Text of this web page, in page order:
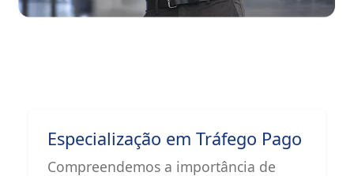
Especialização em Tráfego Pago
Compreendemos a importância de